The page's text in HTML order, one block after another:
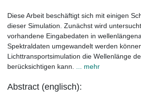
Diese Arbeit beschäftigt sich mit einigen
dieser Simulation. Zunächst wird
vorhandene Eingabedaten in
Spektraldaten umgewandelt werden
Lichttransportsimulation die Wellenlänge
berücksichtigen kann.
... mehr
Abstract (englisch):